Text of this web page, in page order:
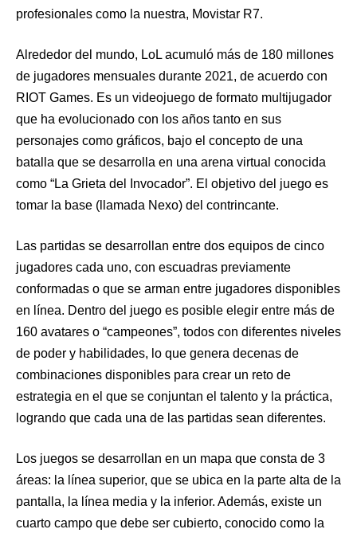
profesionales como la nuestra, Movistar R7.
Alrededor del mundo, LoL acumuló más de 180 millones
de jugadores mensuales durante 2021, de acuerdo con
RIOT Games. Es un videojuego de formato multijugador
que ha evolucionado con los años tanto en sus
personajes como gráficos, bajo el concepto de una
batalla que se desarrolla en una arena virtual conocida
como “La Grieta del Invocador”. El objetivo del juego es
tomar la base (llamada Nexo) del contrincante.
Las partidas se desarrollan entre dos equipos de cinco
jugadores cada uno, con escuadras previamente
conformadas o que se arman entre jugadores disponibles
en línea. Dentro del juego es posible elegir entre más de
160 avatares o “campeones”, todos con diferentes niveles
de poder y habilidades, lo que genera decenas de
combinaciones disponibles para crear un reto de
estrategia en el que se conjuntan el talento y la práctica,
logrando que cada una de las partidas sean diferentes.
Los juegos se desarrollan en un mapa que consta de 3
áreas: la línea superior, que se ubica en la parte alta de la
pantalla, la línea media y la inferior. Además, existe un
cuarto campo que debe ser cubierto, conocido como la